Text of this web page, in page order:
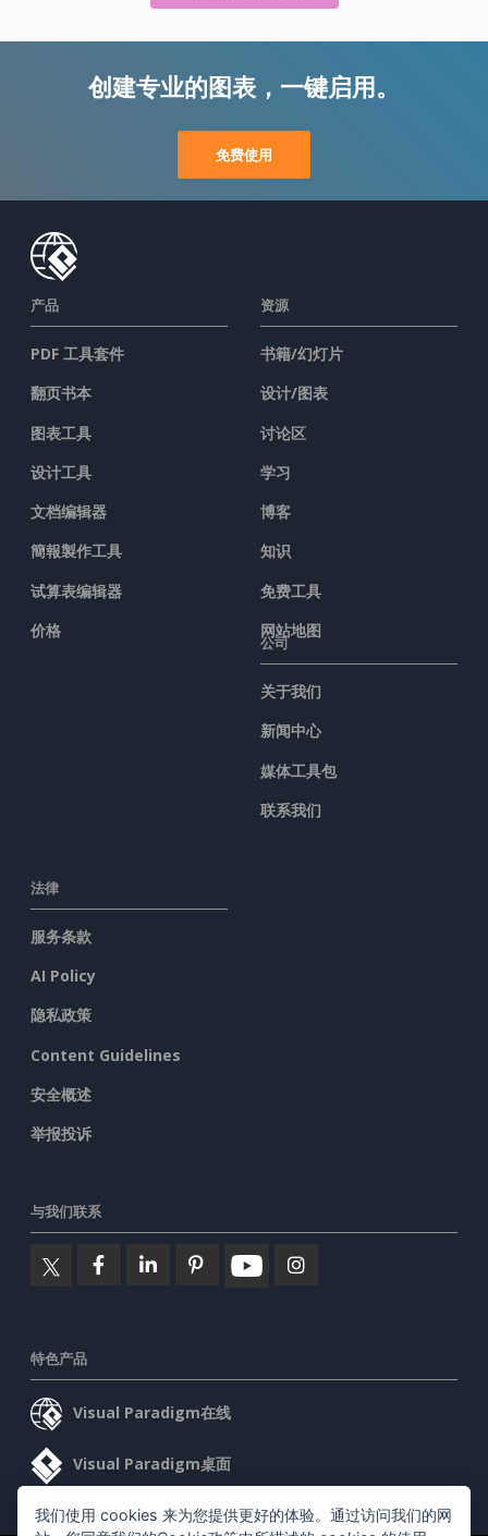
创建专业的图表，一键启用。
免费使用
产品
PDF 工具套件
翻页书本
图表工具
设计工具
文档编辑器
簡報製作工具
试算表编辑器
价格
资源
书籍/幻灯片
设计/图表
讨论区
学习
博客
知识
免费工具
网站地图
公司
关于我们
新闻中心
媒体工具包
联系我们
法律
服务条款
AI Policy
隐私政策
Content Guidelines
安全概述
举报投诉
与我们联系
特色产品
Visual Paradigm在线
Visual Paradigm桌面
我们使用 cookies 来为您提供更好的体验。通过访问我们的网